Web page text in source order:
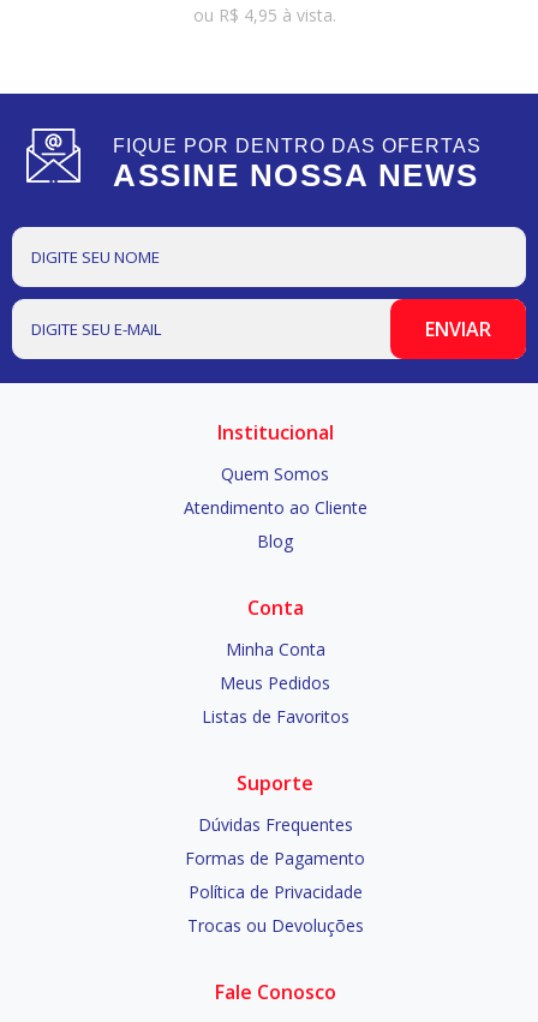
ou R$ 4,95 à vista.
FIQUE POR DENTRO DAS OFERTAS
ASSINE NOSSA NEWS
Institucional
Quem Somos
Atendimento ao Cliente
Blog
Conta
Minha Conta
Meus Pedidos
Listas de Favoritos
Suporte
Dúvidas Frequentes
Formas de Pagamento
Política de Privacidade
Trocas ou Devoluções
Fale Conosco